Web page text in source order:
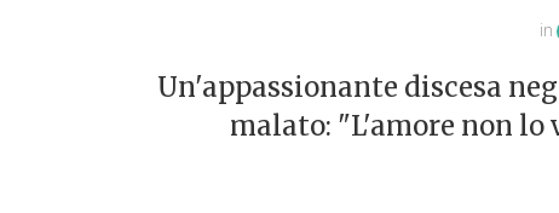
in
Un'appassionante discesa
malato: "L'amore non lo